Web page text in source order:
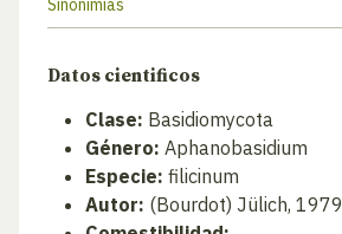
Sinonímias
Datos cientificos
Clase: Basidiomycota
Género: Aphanobasidium
Especie: filicinum
Autor: (Bourdot) Jülich, 1979